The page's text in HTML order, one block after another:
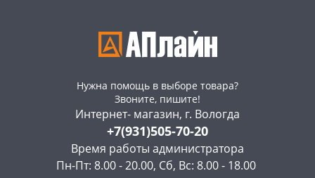
Нужна помощь в выборе товара?
Звоните, пишите!
Интернет- магазин, г. Вологда
+7(931)505-70-20
Время работы администратора
Пн-Пт: 8.00 - 20.00, Сб, Вс: 8.00 - 18.00